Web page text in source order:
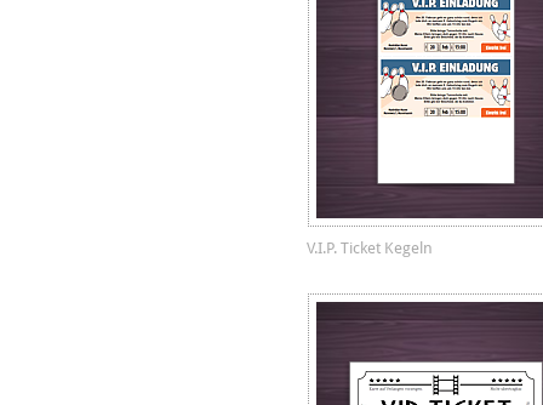
V.I.P. Ticket Kegeln